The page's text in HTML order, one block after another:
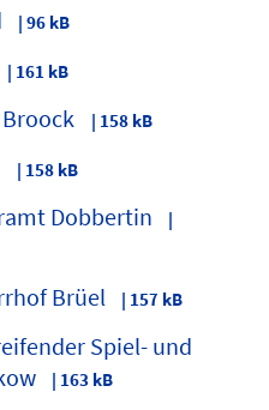
| 96 kB
| 161 kB
| 158 kB
| 158 kB
Dobbertin
|
Brüel | 157 kB
Spiel- und
| 163 kB